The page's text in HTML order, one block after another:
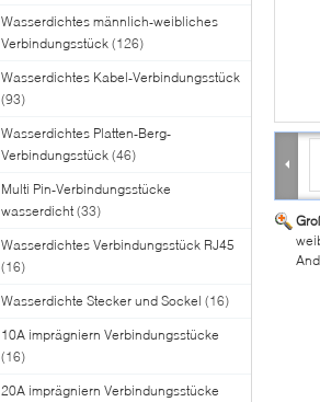
Wasserdichtes männlich-weibliches
Verbindungsstück (126)
Wasserdichtes Kabel-Verbindungsstück
(93)
Wasserdichtes Platten-Berg-
Verbindungsstück (46)
Multi Pin-Verbindungsstücke
wasserdicht (33)
Wasserdichtes Verbindungsstück RJ45
(16)
Wasserdichte Stecker und Sockel (16)
10A imprägniern Verbindungsstücke
(16)
20A imprägniern Verbindungsstücke